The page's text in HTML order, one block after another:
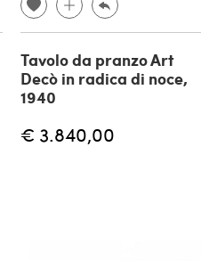
Tavolo da pranzo Art
Decò in radica di noce,
1940
€ 3.840,00